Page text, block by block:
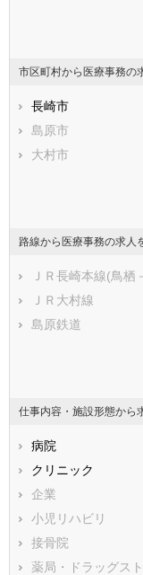
石川県
静岡県
滋賀県
兵庫県
福岡県
熊本県
鹿児島県
市区町村から医療事務の
長崎市
島原市
大村市
南島原市
西彼杵郡時津町
東彼杵郡川棚町
北松浦郡小値賀町
路線から医療事務の求人
ＪＲ長崎本線(鳥栖
ＪＲ大村線
島原鉄道
仕事内容・施設形態から
病院
クリニック
企業
小児リハビリ
接骨院
薬局・ドラッグス